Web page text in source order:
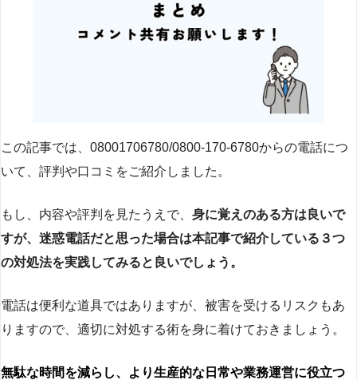
この記事では、08001706780/0800-170-6780からの電話につ
いて、評判や口コミをご紹介しました。
もし、内容や評判を見たうえで、 身に覚えのある方は良いで
すが、迷惑電話だと思った場合は本記事で紹介している３つ
の対処法を実践してみると良いでしょう。
電話は便利な道具ではありますが、被害を受けるリスクもあ
りますので、適切に対処する術を身に着けておきましょう。
無駄な時間を減らし、より生産的な日常や業務運営に役立つ